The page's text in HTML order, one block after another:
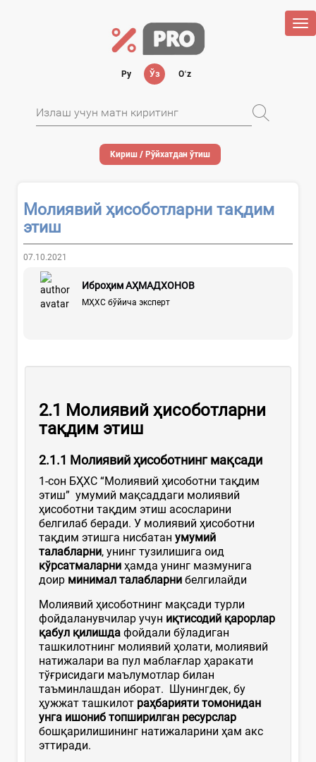
Ру Ўз Oʻz
Кириш / Рўйхатдан ўтиш
Молиявий ҳисоботларни тақдим
этиш
07.10.2021
Иброҳим АҲМАДХОНОВ
МҲХС бўйича эксперт
2.1 Молиявий ҳисоботларни
тақдим этиш
2.1.1 Молиявий ҳисоботнинг мақсади
1-сон БҲХС “Молиявий ҳисоботни тақдим
этиш” умумий мақсаддаги молиявий
ҳисоботни тақдим этиш асосларини
белгилаб беради. У молиявий ҳисоботни
тақдим этишга нисбатан умумий
талабларни, унинг тузилишига оид
кўрсатмаларни ҳамда унинг мазмунига
доир минимал талабларни белгилайди
Молиявий ҳисоботнинг мақсади турли
фойдаланувчилар учун иқтисодий қарорлар
қабул қилишда фойдали бўладиган
ташкилотнинг молиявий ҳолати, молиявий
натижалари ва пул маблағлар ҳаракати
тўғрисидаги маълумотлар билан
таъминлашдан иборат. Шунингдек, бу
ҳужжат ташкилот раҳбарияти томонидан
унга ишониб топширилган ресурслар
бошқарилишининг натижаларини ҳам акс
эттиради.